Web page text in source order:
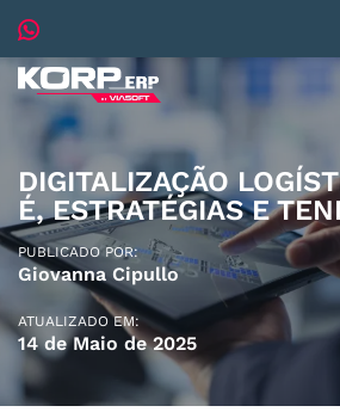
DIGITALIZAÇÃO
É, ESTRATÉGIAS E
PUBLICADO POR:
Giovanna Cipullo
ATUALIZADO EM:
14 de Maio de 2025